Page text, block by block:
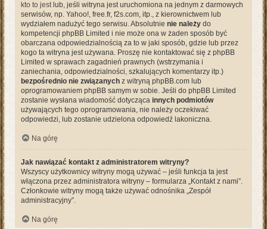
kto to jestlub, jeśli witryna jest uruchomiona na jednym z darmowych
serwisów, np. Yahoo!, free.fr, f2s.com, itp., z kierownictwem lub
wydziałem nadużyć tego serwisu. Absolutnie nie należy do
kompetencji phpBB Limited i nie może ona w żaden sposób być
obarczana odpowiedzialnością za to w jaki sposób, gdzie lub przez
kogo ta witryna jest używana. Proszę nie kontaktować się z phpBB
Limited w sprawach zagadnień prawnych (wstrzymania i
zaniechania, odpowiedzialności, szkalujących komentarzy itp.)
bezpośrednio nie związanych z witryną phpBB.com lub
oprogramowaniem phpBB samym w sobie. Jeśli do phpBB Limited
zostanie wysłana wiadomość dotycząca innych podmiotów
używających tego oprogramowania, nie należy oczekiwać
odpowiedzi, lub zostanie udzielona odpowiedź lakoniczna.
Na górę
Jak nawiązać kontakt z administratorem witryny?
Wszyscy użytkownicy witryny mogą używać – jeśli funkcja ta jest
włączona przez administratora witryny – formularza „Kontakt z nami”.
Członkowie witryny mogą także używać odnośnika „Zespół
administracyjny”.
Na górę